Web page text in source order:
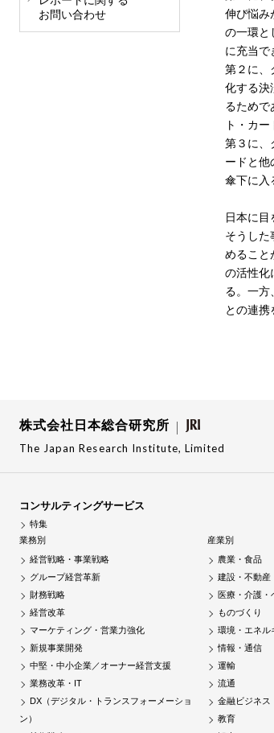
伸び悩み
の一環と
に充当で
第２に、
化する決
るためで
ト・カ
第３に、
ードと他
傘下に入
日本に目
そうした
めること
の活性化
る。一方
との連携
お問い合わせ
株式会社日本総合研究所
The Japan Research Institute, Limited
コンサルティングサービス
特集
業務別
経営戦略・事業戦略
グループ経営革新
財務戦略
経営改革
マーケティング・営業力強化
新規事業開発
中堅・中小企業／オーナー経営支援
業務改革・IT
DX（デジタル・トランスフォーメーショ
ン）
産業別
農業・食品
建設・不動産
医療・介護・
ものづくり
環境・エネル
情報・通信
運輸
流通
金融ビジネス
教育